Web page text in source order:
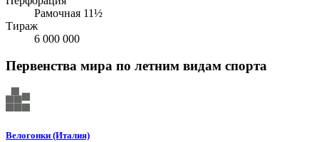
Рамочная 11½
Тираж
6 000 000
Первенства мира по летним видам спорта
Велогонки (Италия)